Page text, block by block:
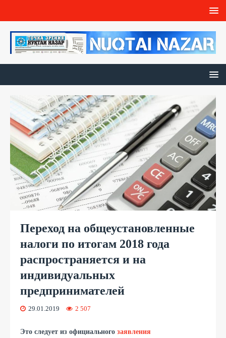
Переход на общеустановленные
налоги по итогам 2018 года
распространяется и на
индивидуальных
предпринимателей
29.01.2019 2 507
Это следует из официального заявления